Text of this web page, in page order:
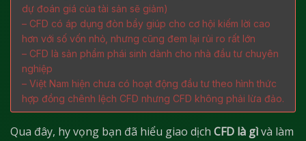
dự đoán giá của tài sản sẽ giảm)
– CFD có áp dụng đòn bẩy giúp cho cơ hội kiếm lời cao
hơn với số vốn nhỏ, nhưng cũng đem lại rủi ro rất lớn
– CFD là sản phẩm phái sinh dành cho nhà đầu tư chuyên
nghiệp
– Việt Nam hiện chưa có hoạt động đầu tư theo hình thức
hợp đồng chênh lệch CFD nhưng CFD không phải lừa đảo.
Qua đây, hy vọng bạn đã hiểu giao dịch CFD là gìvà làm